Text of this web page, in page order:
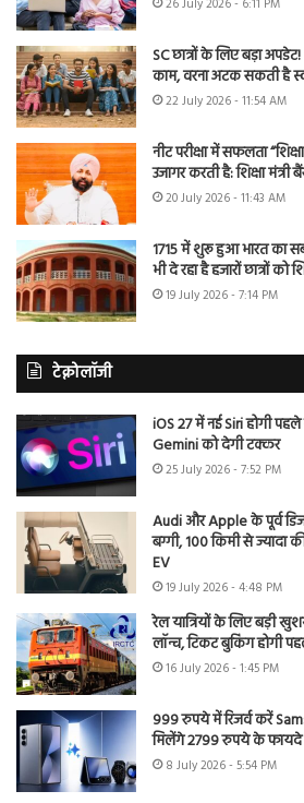
26 July 2026 - 6:11 PM
SC छात्रों के लिए बड़ा
काम, वरना अटक सकती है
22 July 2026 - 11:54 AM
नीट परीक्षा में सफलता
उजागर करती है: शिक्षा मंत्री
20 July 2026 - 11:43 AM
1715 में शुरू हुआ भारत का
भी दे रहा है हजारों छात्रों को
19 July 2026 - 7:14 PM
टेक्नोलॉजी
iOS 27 में नई Siri होगी
Gemini को देगी टक्कर
25 July 2026 - 7:52 PM
Audi और Apple के पूर्व
बग्गी, 100 किमी से
EV
19 July 2026 - 4:48 PM
रेल यात्रियों के लिए बड़ी
लॉन्च, टिकट बुकिंग होगी
16 July 2026 - 1:45 PM
999 रुपये में रिजर्व करें
मिलेंगे 2799 रुपये के फायदे
8 July 2026 - 5:54 PM